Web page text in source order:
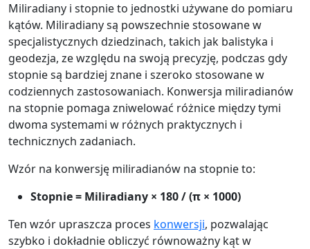
Miliradiany i stopnie to jednostki używane do pomiaru
kątów. Miliradiany są powszechnie stosowane w
specjalistycznych dziedzinach, takich jak balistyka i
geodezja, ze względu na swoją precyzję, podczas gdy
stopnie są bardziej znane i szeroko stosowane w
codziennych zastosowaniach. Konwersja miliradianów
na stopnie pomaga zniwelować różnice między tymi
dwoma systemami w różnych praktycznych i
technicznych zadaniach.
Wzór na konwersję miliradianów na stopnie to:
Stopnie = Miliradiany × 180 / (π × 1000)
Ten wzór upraszcza proces konwersji, pozwalając
szybko i dokładnie obliczyć równoważny kąt w